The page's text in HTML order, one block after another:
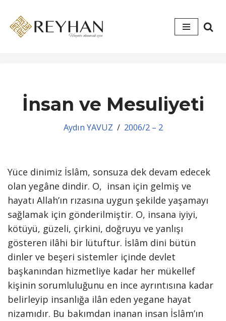
İçeriğe
İnsan ve Mesuliyeti
Aydın YAVUZ 2006/2 – 2
Yüce dinimiz İslâm, sonsuza dek devam edecek
olan yegâne dindir. O, insan için gelmiş ve
hayatı Allah’ın rızasına uygun şekilde yaşamayı
sağlamak için gönderilmiştir. O, insana iyiyi,
kötüyü, güzeli, çirkini, doğruyu ve yanlışı
gösteren ilâhi bir lütuftur. İslâm dini bütün
dinler ve beşeri sistemler içinde devlet
başkanından hizmetliye kadar her mükellef
kişinin sorumluluğunu en ince ayrıntısına kadar
belirleyip insanlığa ilân eden yegane hayat
nizamıdır. Bu bakımdan inanan insan İslâm’ın